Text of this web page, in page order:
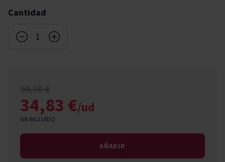
Cantidad
38,70 €
34,83 €/ud
IVA INCLUÍDO
AÑADIR